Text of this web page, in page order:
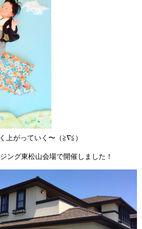
上がっていく〜（≧∇≦）
ング東松山会場で開催しました！